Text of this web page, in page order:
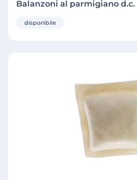
Balanzoni al parmigiano d.c.
disponibile